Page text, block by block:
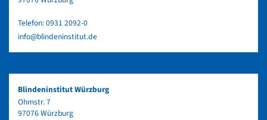
Telefon:0931 2092-0
info@blindeninstitut.de
Blindeninstitut Würzburg
Ohmstr. 7
97076 Würzburg